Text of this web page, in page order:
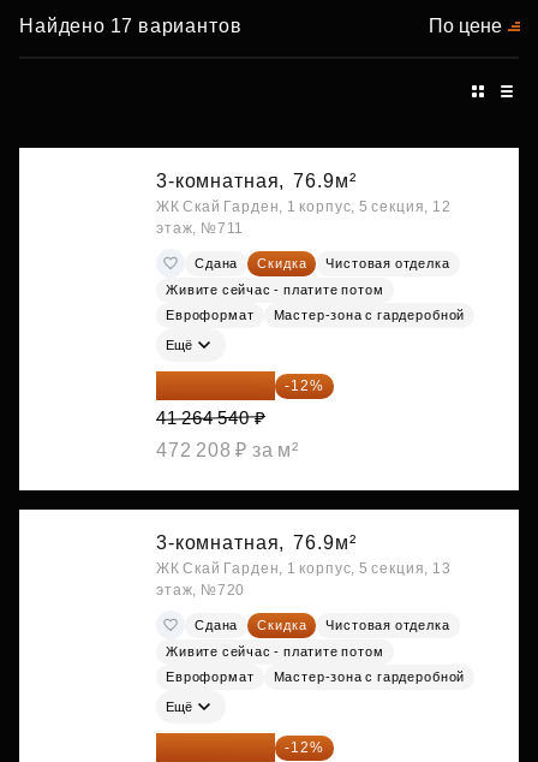
Найдено 17 вариантов По цене
3-комнатная, 76.9м²
ЖК Скай Гарден, 1 корпус, 5 секция, 12
этаж, №711
Сдана Скидка
Чистовая отделка
Живите сейчас - платите потом
Евроформат
Мастер-зона с гардеробной
Ещё
36 312 795 ₽ -12%
41 264 540 ₽
472 208 ₽ за м²
3-комнатная, 76.9м²
ЖК Скай Гарден, 1 корпус, 5 секция, 13
этаж, №720
Сдана Скидка
Чистовая отделка
Живите сейчас - платите потом
Евроформат
Мастер-зона с гардеробной
Ещё
36 414 303 ₽ -12%